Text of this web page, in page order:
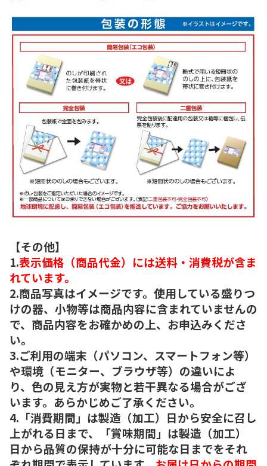
【その他】
1.表示価格（商品代金）には送料・消費税が含ま
れています。
2.商品写真はイメージです。使用している盛りつ
けの器、小物等は商品内容に含まれていませんの
で、商品内容をお確かめの上、お申込みくださ
い。
3.ご利用の端末（パソコン、スマートフォン等）
や環境（モニター、ブラウザ等）の違いによ
り、色の見え方が実物と若干異なる場合がござ
います。あらかじめご了承ください。
4.「消費期間」は製造（加工）日から安全に召し
上がれる日まで、「賞味期間」は製造（加工）
日から品質の保持が十分に可能な日までをそれ